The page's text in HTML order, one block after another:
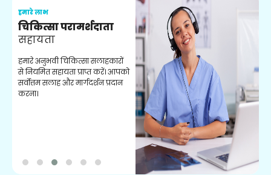
हमारे लाभ
चिकित्सा परामर्शदाता
सहायता
हमारे अनुभवी चिकित्सा सलाहकारों
से नियमित सहायता प्राप्त करें। आपको
सर्वोत्तम सलाह और मार्गदर्शन प्रदान
करना।